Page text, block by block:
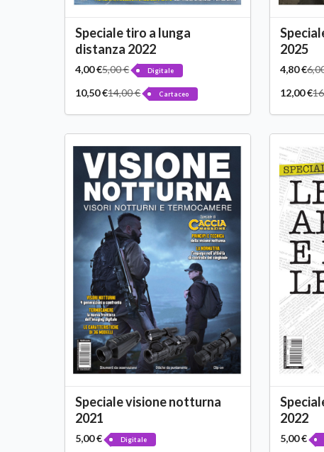
Speciale tiro a lunga
distanza 2022
4,00 €5,00 € Digitale
10,50 €14,00 € Cartaceo
2025
4,80 €
12,00 €
Speciale visione notturna
2021
5,00 € Digitale
2022
5,00 €